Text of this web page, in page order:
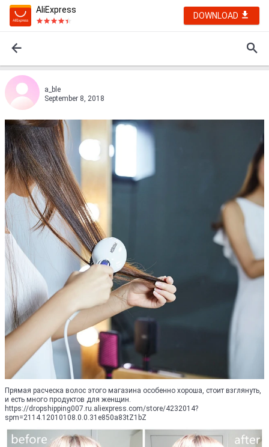
AliExpress
DOWNLOAD
a_ble
September 8, 2018
Прямая расческа волос этого магазина особенно хороша, стоит взглянуть,
и есть много продуктов для женщин.
https://dropshipping007.ru.aliexpress.com/store/4232014?
spm=2114.12010108.0.0.31e850a83tZ1bZ